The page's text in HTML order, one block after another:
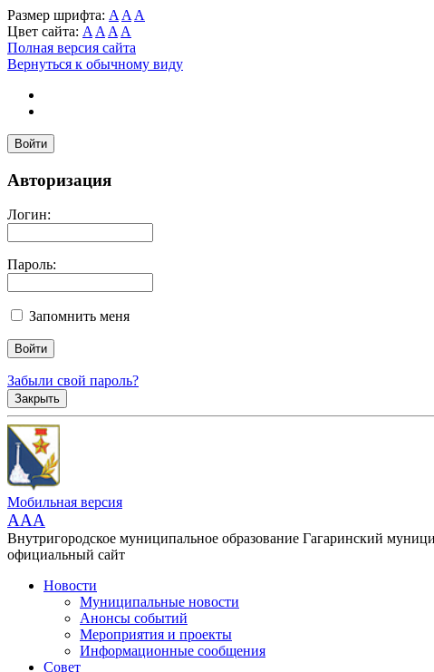
Размер шрифта: A A A
Цвет сайта: A A A A
Полная версия сайта
Вернуться к обычному виду
Войти
Авторизация
Логин:
Пароль:
Запомнить меня
Забыли свой пароль?
Закрыть
Мобильная версия
AAA
Внутригородское муниципальное образование Гагаринский
официальный сайт
Новости
Муниципальные новости
Анонсы событий
Мероприятия и проекты
Информационные сообщения
Совет